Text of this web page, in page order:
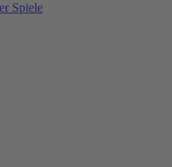
Spiele